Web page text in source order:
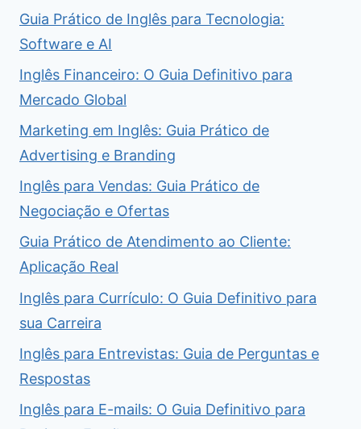
Guia Prático de Inglês para Tecnologia:
Software e AI
Inglês Financeiro: O Guia Definitivo para
Mercado Global
Marketing em Inglês: Guia Prático de
Advertising e Branding
Inglês para Vendas: Guia Prático de
Negociação e Ofertas
Guia Prático de Atendimento ao Cliente:
Aplicação Real
Inglês para Currículo: O Guia Definitivo para
sua Carreira
Inglês para Entrevistas: Guia de Perguntas e
Respostas
Inglês para E-mails: O Guia Definitivo para